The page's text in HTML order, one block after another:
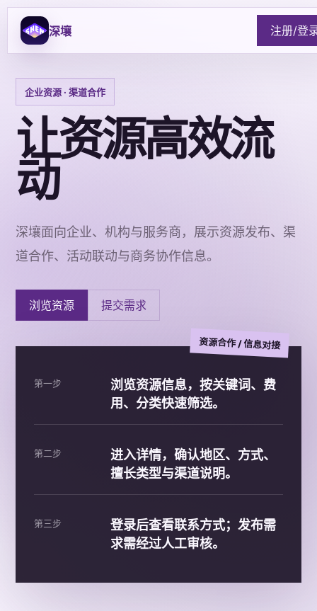
深壤 注册/登
企业资源 · 渠道合作
让资源高效流
动
深壤面向企业、机构与服务商，展示资源发布、渠
道合作、活动联动与商务协作信息。
浏览资源 提交需求
第一步
浏览资源信息，按关键词、费
用、分类快速筛选。
第二步
进入详情，确认地区、方式、
擅长类型与渠道说明。
第三步
登录后查看联系方式；发布需
求需经过人工审核。